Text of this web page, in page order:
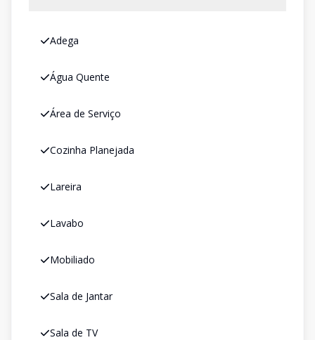
Adega
Água Quente
Área de Serviço
Cozinha Planejada
Lareira
Lavabo
Mobiliado
Sala de Jantar
Sala de TV